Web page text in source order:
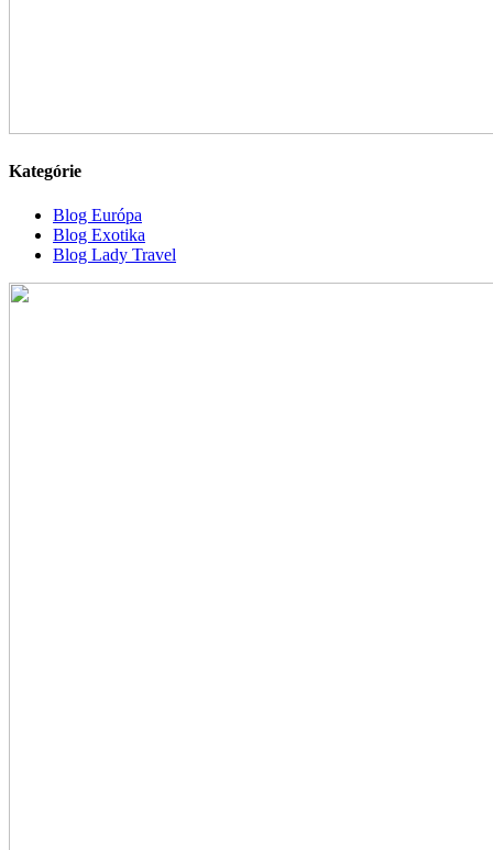
Kategórie
Blog Európa
Blog Exotika
Blog Lady Travel